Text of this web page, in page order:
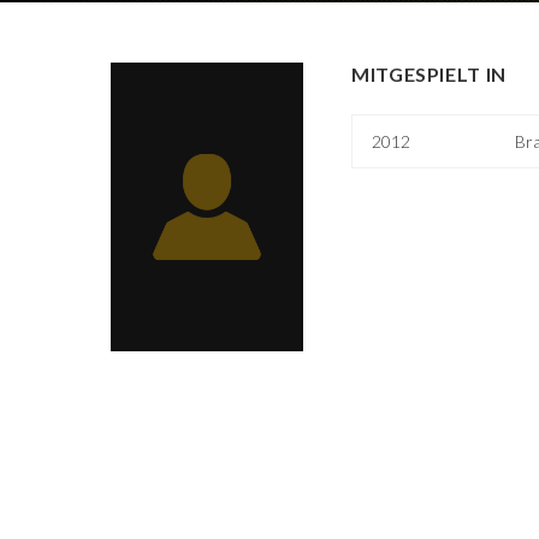
MITGESPIELT IN
2012